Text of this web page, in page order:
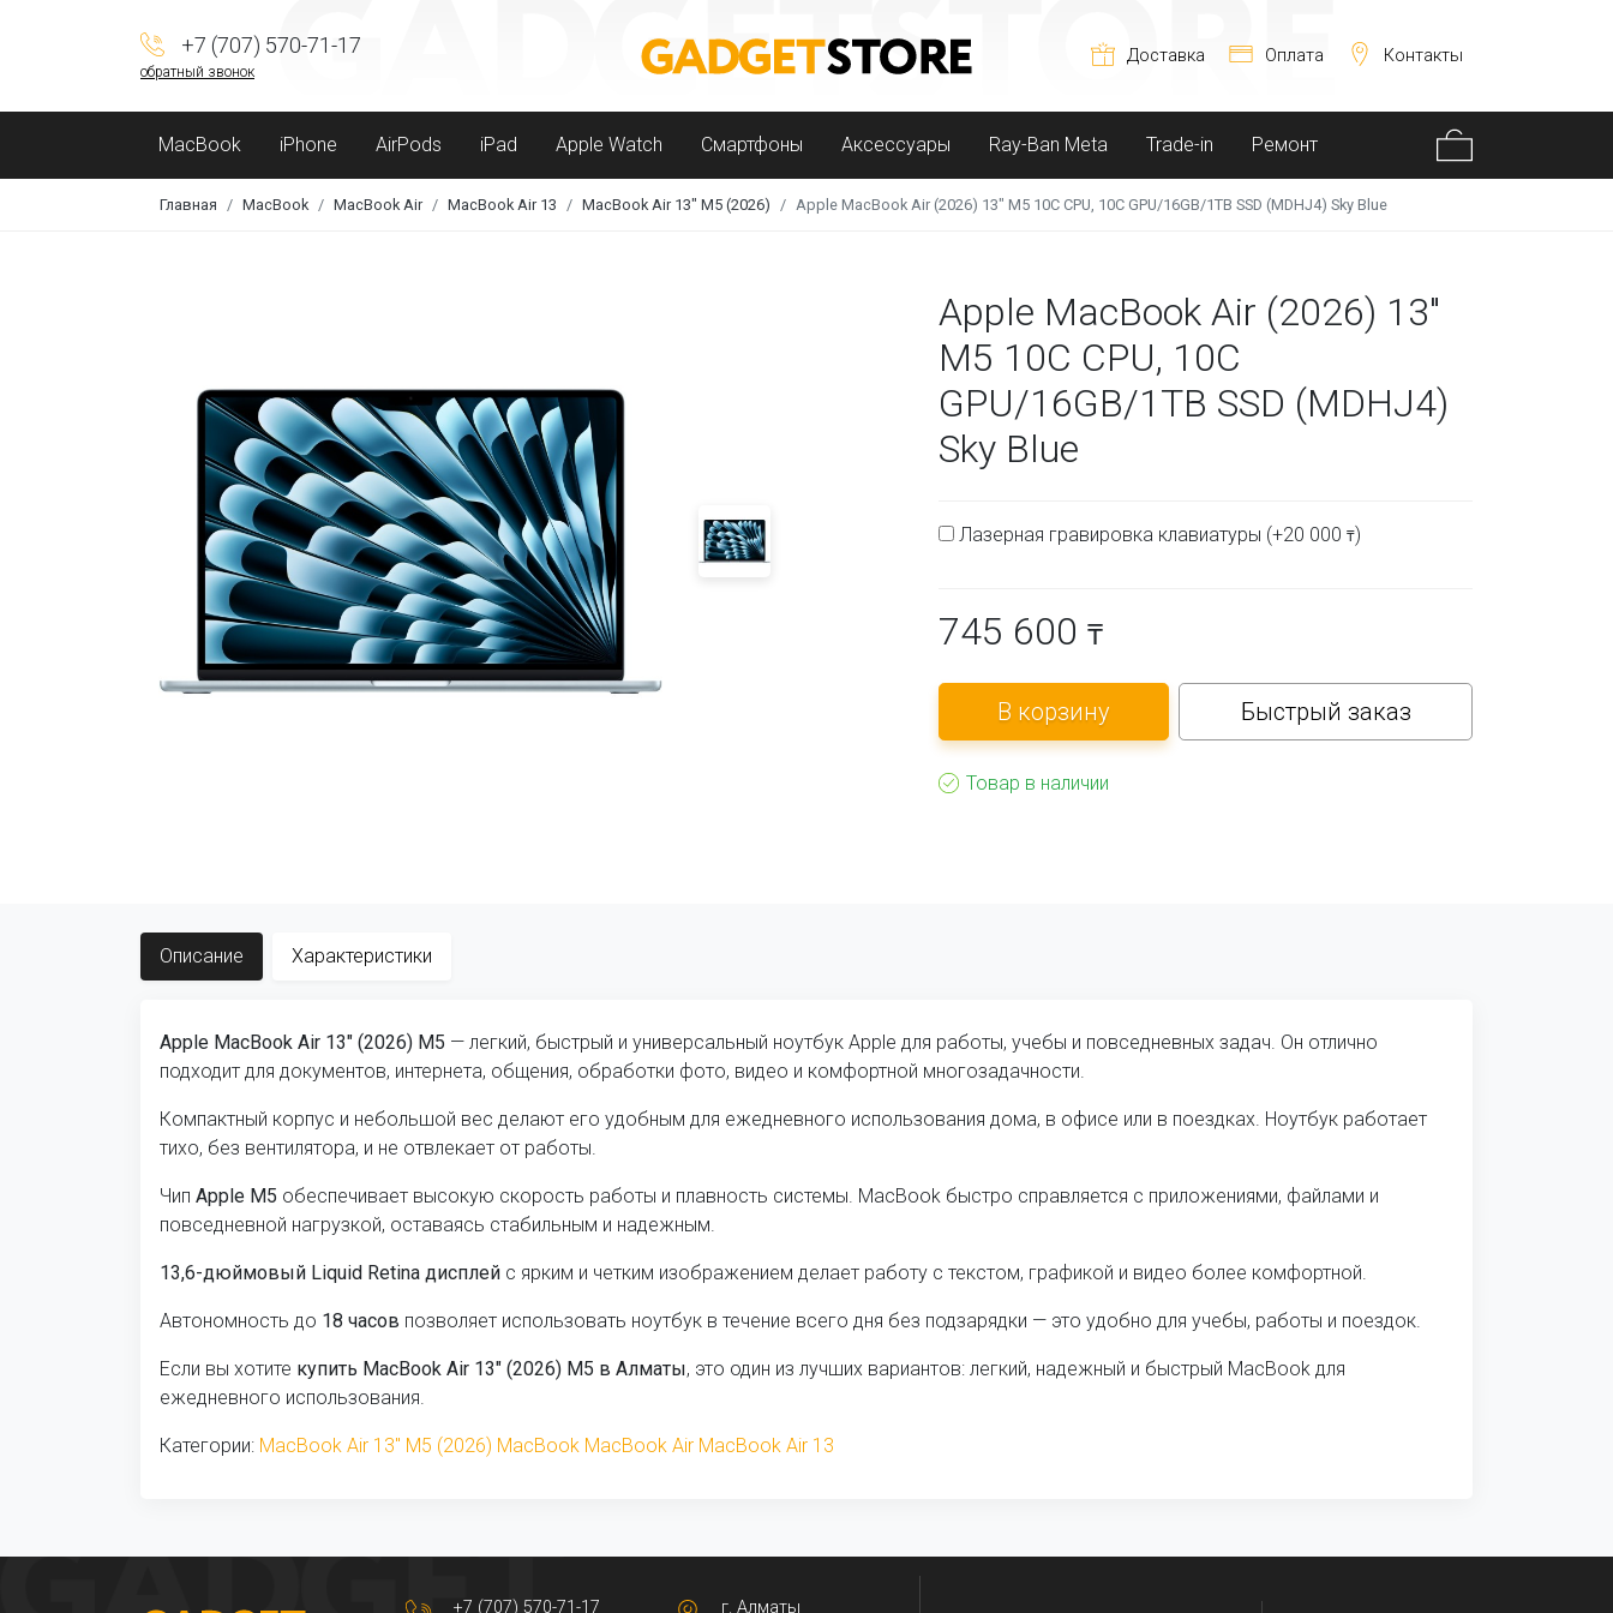
+7 (707) 570-71-17
обратный звонок
Доставка Оплата Контакты
MacBook iPhone AirPods iPad Apple Watch Смартфоны Аксессуары Ray-Ban Meta Trade-in Ремонт
Главная MacBook MacBook Air MacBook Air 13 MacBook Air 13" M5 (2026) Apple MacBook Air (2026) 13" M5 10C CPU, 10C GPU/16GB/1TB SSD (MDHJ4) Sky Blue
Apple MacBook Air (2026) 13"
M5 10C CPU, 10C
GPU/16GB/1TB SSD (MDHJ4)
Sky Blue
Лазерная гравировка клавиатуры (+20 000 ₸)
745 600 ₸
Быстрый заказ
Товар в наличии
Описание Характеристики
Apple MacBook Air 13" (2026) M5 — легкий, быстрый и универсальный ноутбук Apple для работы, учебы и повседневных задач. Он отлично
подходит для документов, интернета, общения, обработки фото, видео и комфортной многозадачности.
Компактный корпус и небольшой вес делают его удобным для ежедневного использования дома, в офисе или в поездках. Ноутбук работает
тихо, без вентилятора, и не отвлекает от работы.
Чип Apple M5 обеспечивает высокую скорость работы и плавность системы. MacBook быстро справляется с приложениями, файлами и
повседневной нагрузкой, оставаясь стабильным и надежным.
13,6-дюймовый Liquid Retina дисплей с ярким и четким изображением делает работу с текстом, графикой и видео более комфортной.
Автономность до 18 часов позволяет использовать ноутбук в течение всего дня без подзарядки — это удобно для учебы, работы и поездок.
Если вы хотите купить MacBook Air 13" (2026) M5 в Алматы, это один из лучших вариантов: легкий, надежный и быстрый MacBook для
ежедневного использования.
Категории: MacBook Air 13" M5 (2026) MacBook MacBook Air MacBook Air 13
+7 (707) 570-71-17 г. Алматы